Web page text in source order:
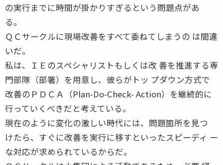
の実行までに時間が掛かりすぎるという問題点があ
る。
ＱＣサークルに現場改善をすべて委ねてしまうの は間違
いだ。
私は、ＩＥのスペシャリストもしくは改 善を推進する専
門部隊（部署）を用意し、彼らがトッ プダウン方式で
改善のＰＤＣＡ（Plan-Do-Check- Action）を継続的に
行っていくべきだと考えている。
現在のように変化の激しい時代には、問題箇所を見つ
けたら、すぐに改善を実行に移すといったスピーディ ー
な対応が求められているからだ。